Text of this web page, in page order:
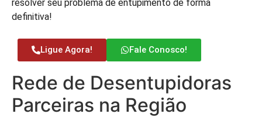
resolver seu problema de entupimento de forma
definitiva!
Ligue Agora! Fale Conosco!
Rede de Desentupidoras
Parceiras na Região